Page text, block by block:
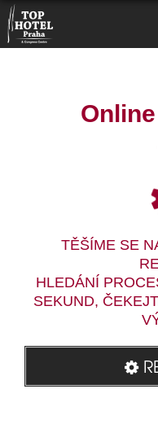
TĚŠÍME SE
HLEDÁNÍ
SEKUND,